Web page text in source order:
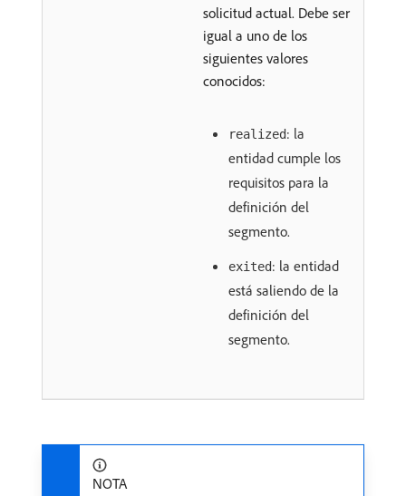
solicitud actual. Debe ser
igual a uno de los
siguientes valores
conocidos:
realized: la
entidad cumple los
requisitos para la
definición del
segmento.
exited: la entidad
está saliendo de la
definición del
segmento.
NOTA